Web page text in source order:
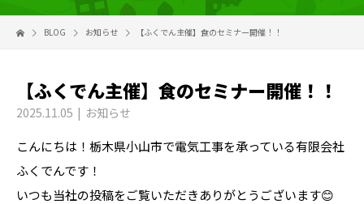
BLOG お知らせ 【ふくでん主催】食のセミナー開催！！
【ふくでん主催】食のセミナー開催！！
2025.11.05 お知らせ
こんにちは！栃木県小山市で電気工事を承っている有限会社
ふくでんです！
いつも当社の投稿をご覧いただきありがとうございます😊